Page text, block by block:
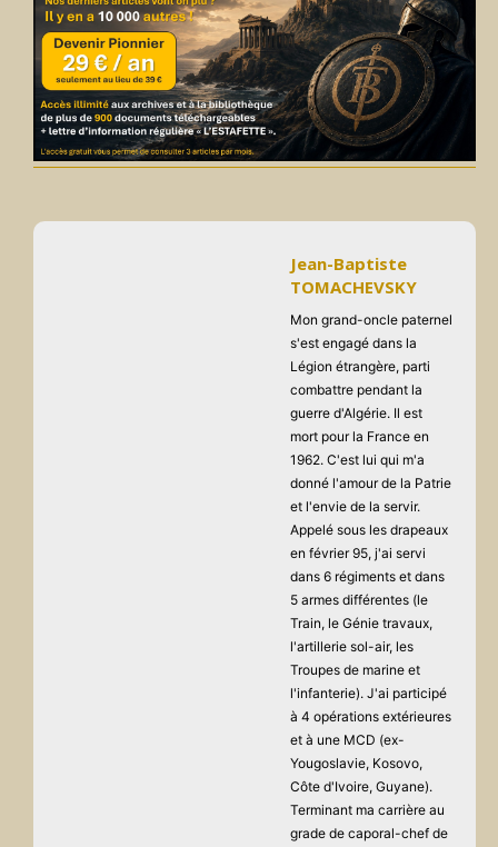
Jean-Baptiste
TOMACHEVSKY
Mon grand-oncle paternel
s'est engagé dans la
Légion étrangère, parti
combattre pendant la
guerre d'Algérie. Il est
mort pour la France en
1962. C'est lui qui m'a
donné l'amour de la Patrie
et l'envie de la servir.
Appelé sous les drapeaux
en février 95, j'ai servi
dans 6 régiments et dans
5 armes différentes (le
Train, le Génie travaux,
l'artillerie sol-air, les
Troupes de marine et
l'infanterie). J'ai participé
à 4 opérations extérieures
et à une MCD (ex-
Yougoslavie, Kosovo,
Côte d'Ivoire, Guyane).
Terminant ma carrière au
grade de caporal-chef de